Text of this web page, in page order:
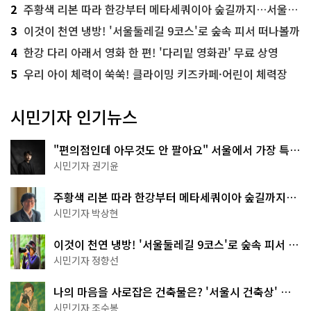
2 주황색 리본 따라 한강부터 메타세쿼이아 숲길까지…서울둘레길 15코스
3 이것이 천연 냉방! '서울둘레길 9코스'로 숲속 피서 떠나볼까
4 한강 다리 아래서 영화 한 편! '다리밑 영화관' 무료 상영
5 우리 아이 체력이 쑥쑥! 클라이밍 키즈카페·어린이 체력장
시민기자 인기뉴스
"편의점인데 아무것도 안 팔아요" 서울에서 가장 특별
한 편의점의 정체
시민기자 권기윤
주황색 리본 따라 한강부터 메타세쿼이아 숲길까지…
서울둘레길 15코스
시민기자 박상현
이것이 천연 냉방! '서울둘레길 9코스'로 숲속 피서 떠
나볼까
시민기자 정향선
나의 마음을 사로잡은 건축물은? '서울시 건축상' 수
상작 공개!
시민기자 조수봉